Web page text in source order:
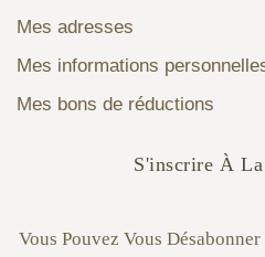
Mes adresses
Mes informations
Mes bons de réductions
S'inscrire À
Vous Pouvez Vous